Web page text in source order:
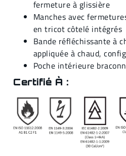
fermeture à glissière
Manches avec
en tricot côtelé intégrés
Bande réfléchissante à
appliquée à chaud,
Poche intérieure
Certifié À :